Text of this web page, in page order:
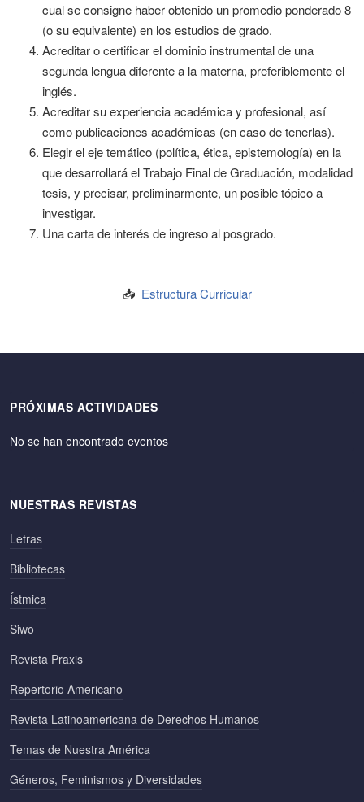
cual se consigne haber obtenido un promedio ponderado 8
(o su equivalente) en los estudios de grado.
Acreditar o certificar el dominio instrumental de una
segunda lengua diferente a la materna, preferiblemente el
inglés.
Acreditar su experiencia académica y profesional, así
como publicaciones académicas (en caso de tenerlas).
Elegir el eje temático (política, ética, epistemología) en la
que desarrollará el Trabajo Final de Graduación, modalidad
tesis, y precisar, preliminarmente, un posible tópico a
investigar.
Una carta de interés de ingreso al posgrado.
📥 Estructura Curricular
PRÓXIMAS ACTIVIDADES
No se han encontrado eventos
NUESTRAS REVISTAS
Letras
Bibliotecas
Ístmica
Siwo
Revista Praxis
Repertorio Americano
Revista Latinoamericana de Derechos Humanos
Temas de Nuestra América
Géneros, Feminismos y Diversidades